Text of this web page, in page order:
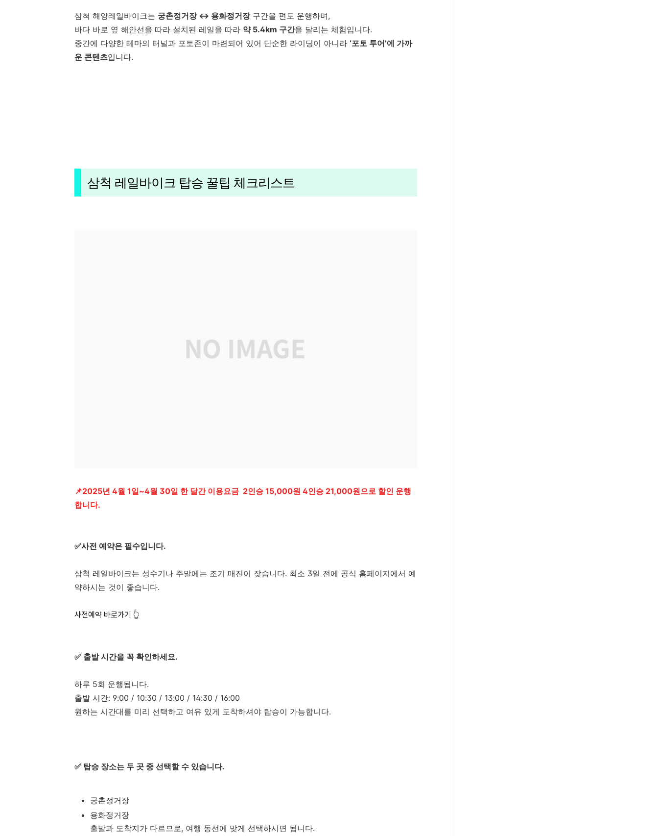
삼척 해양레일바이크는 궁촌정거장 ↔ 용화정거장구간을 편도 운행하며,
바다 바로 옆 해안선을 따라 설치된 레일을 따라 약 5.4km 구간을 달리는 체험입니다.
중간에 다양한 테마의 터널과 포토존이 마련되어 있어 단순한 라이딩이 아니라 ‘포토 투어’에 가까
운 콘텐츠입니다.
삼척 레일바이크 탑승 꿀팁 체크리스트
📌2025년 4월 1일~4월 30일 한 달간 이용요금 2인승 15,000원 4인승 21,000원으로 할인 운행
합니다.
✅사전 예약은 필수입니다.
삼척 레일바이크는 성수기나 주말에는 조기 매진이 잦습니다. 최소 3일 전에 공식 홈페이지에서 예
약하시는 것이 좋습니다.
사전예약 바로가기 👆
✅ 출발 시간을 꼭 확인하세요.
하루 5회 운행됩니다.
출발 시간: 9:00 / 10:30 / 13:00 / 14:30 / 16:00
원하는 시간대를 미리 선택하고 여유 있게 도착하셔야 탑승이 가능합니다.
✅ 탑승 장소는 두 곳 중 선택할 수 있습니다.
궁촌정거장
용화정거장
출발과 도착지가 다르므로, 여행 동선에 맞게 선택하시면 됩니다.